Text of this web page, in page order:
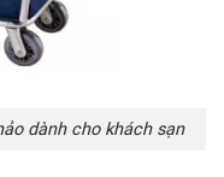
dành cho khách sạn